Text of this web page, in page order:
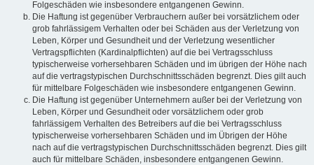
Folgeschäden wie insbesondere entgangenen Gewinn.
Die Haftung ist gegenüber Verbrauchern außer bei vorsätzlichem oder
grob fahrlässigem Verhalten oder bei Schäden aus der Verletzung von
Leben, Körper und Gesundheit und der Verletzung wesentlicher
Vertragspflichten (Kardinalpflichten) auf die bei Vertragsschluss
typischerweise vorhersehbaren Schäden und im übrigen der Höhe nach
auf die vertragstypischen Durchschnittsschäden begrenzt. Dies gilt auch
für mittelbare Folgeschäden wie insbesondere entgangenen Gewinn.
Die Haftung ist gegenüber Unternehmern außer bei der Verletzung von
Leben, Körper und Gesundheit oder vorsätzlichem oder grob
fahrlässigem Verhalten des Betreibers auf die bei Vertragsschluss
typischerweise vorhersehbaren Schäden und im Übrigen der Höhe
nach auf die vertragstypischen Durchschnittsschäden begrenzt. Dies gilt
auch für mittelbare Schäden, insbesondere entgangenen Gewinn.